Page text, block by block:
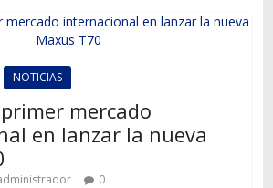
NOTICIAS
mercado
en lanzar la nueva
0